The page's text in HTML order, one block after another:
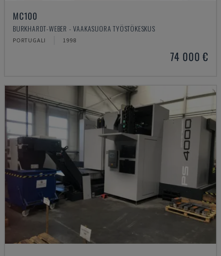
MC100
BURKHARDT-WEBER - VAAKASUORA TYÖSTÖKESKUS
PORTUGALI 1998
74 000 €